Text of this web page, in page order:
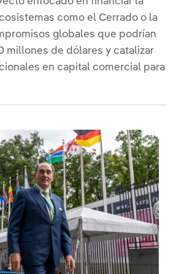
como el Cerrado o la
globales que podrían
millones de dólares y catalizar
en capital comercial para